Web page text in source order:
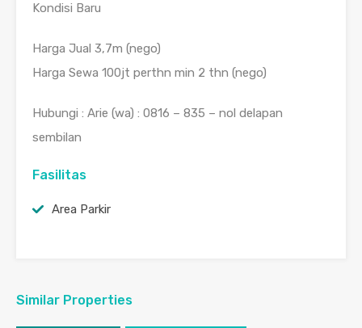
Kondisi Baru
Harga Jual 3,7m (nego)
Harga Sewa 100jt perthn min 2 thn (nego)
Hubungi : Arie (wa) : 0816 – 835 – nol delapan
sembilan
Fasilitas
Area Parkir
Similar Properties